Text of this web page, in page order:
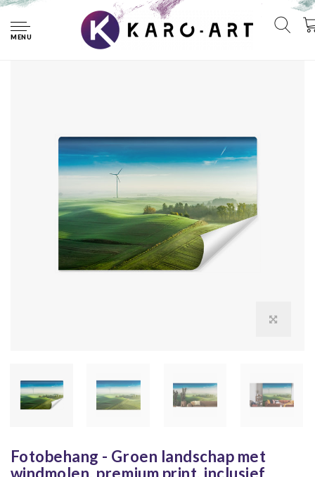
MENU
Fotobehang - Groen landschap met windmolen, premium
print, inclusief behanglijm
Fotobehang - Groen landschap met
windmolen, premium print, inclusief